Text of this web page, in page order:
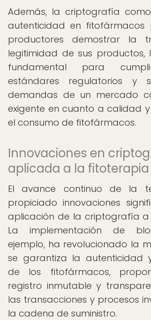
Además, la criptografía
autenticidad en fitofármacos
productores demostrar la
legitimidad de sus productos,
fundamental para
estándares regulatorios y
demandas de un mercado
exigente en cuanto a calidad
el consumo de fitofármacos.
Innovaciones en
aplicada a la fitoterapia
El avance continuo de la
propiciado innovaciones
aplicación de la criptografía
La implementación de
ejemplo, ha revolucionado la
se garantiza la autenticidad
de los fitofármacos,
registro inmutable y
las transacciones y procesos
la cadena de suministro.